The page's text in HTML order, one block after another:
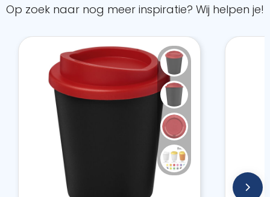
Op zoek naar nog meer inspiratie? Wij helpen je!